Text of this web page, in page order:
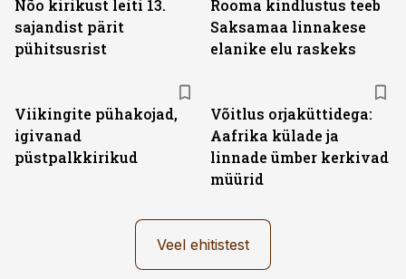
Nõo kirikust leiti 13.
sajandist pärit
pühitsusrist
Rooma kindlustus teeb
Saksamaa linnakese
elanike elu raskeks
Viikingite pühakojad,
igivanad
püstpalkkirikud
Võitlus orjaküttidega:
Aafrika külade ja
linnade ümber kerkivad
müürid
Veel ehitistest